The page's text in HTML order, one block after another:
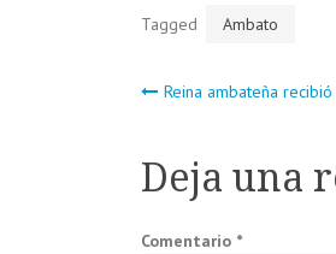
Tagged Ambato
de
entradas
Reina ambateña
Deja una
Comentario *